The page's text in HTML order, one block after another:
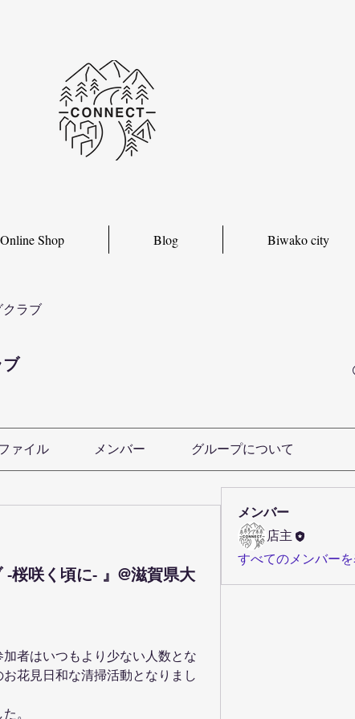
Online Shop Blog Biwako city
クラブ
ァイル メンバー グループについて
桜咲く頃に- 』@滋賀県大
者はいつもより少ない人数とな
花見日和な清掃活動となりまし
。
メンバー
店主
すべてのメンバーを